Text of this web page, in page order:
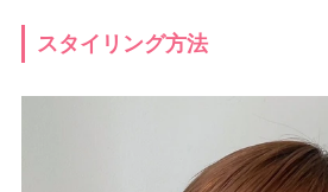
スタイリング方法